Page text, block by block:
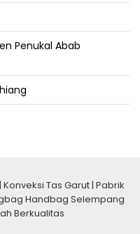
Penukal Abab
Tas Garut | Pabrik
Handbag Selempang
Berkualitas